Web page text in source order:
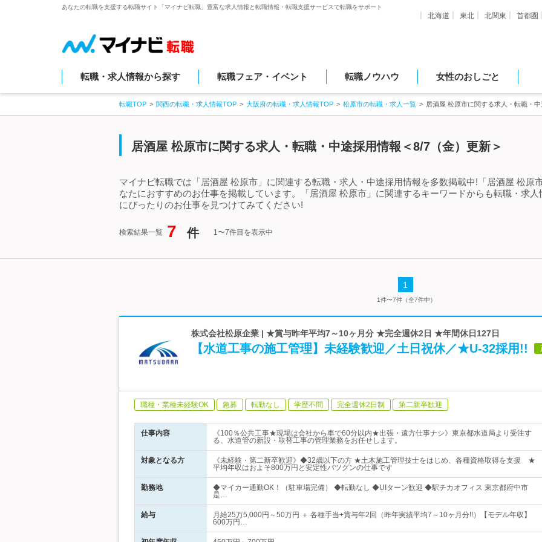
あなたの転職を支援する転職サイト「マイナビ転職」豊富な求人情報と転職情報・転職支援サービスで転職をサポート
北海道 東北 北関東 首都圏
転職・求人情報から探す 転職フェア・イベント 転職ノウハウ 女性のおしごと
転職TOP 関西の転職・求人情報TOP 大阪府の転職・求人情報TOP 松原市の転職・求人一覧 居酒屋 松原市に関する求人・転職・
居酒屋 松原市に関する求人・転職・中途採用情報＜8/7（金）更新＞
マイナビ転職では「居酒屋 松原市」に関連する転職・求人・中途採用情報を多数掲載中!「居酒屋 松原
なたにおすすめのお仕事を掲載しています。「居酒屋 松原市」に関連するキーワードからも転職・求
にぴったりのお仕事を見つけてみてください!
検索結果一覧 7 件 1〜7件目を表示中
1
1件〜7件（全7件中）
株式会社松原企業 | ★賞与昨年平均7～10ヶ月分 ★完全週休2日 ★年間休日127日
【水道工事の施工管理】未経験歓迎／土日祝休／★U-32採用!!
職種・業種未経験OK 急募 転勤なし 学歴不問 完全週休2日制 第二新卒歓迎
仕事内容
《100％公共工事★現場は会社から車で60分以内★出張・遠方仕事ナシ》東京都水道局より受注す
る、水道管の新設・取替工事の管理業務をお任せします。
対象となる方
《未経験・第二新卒歓迎》◆32歳以下の方 ★土木施工管理技士をはじめ、各種資格取得を支援 ★
平均年収はおよそ800万円と安定性バツグンの仕事です
勤務地
◆マイカー通勤OK！（駐車場完備） ◆転勤なし ◆UIターン歓迎 ◆駅チカオフィス 東京都府中市
是…
給与
月給25万5,000円～50万円 ＋ 各種手当+賞与年2回（昨年実績平均7～10ヶ月分!!）【モデル年収】
600万円…